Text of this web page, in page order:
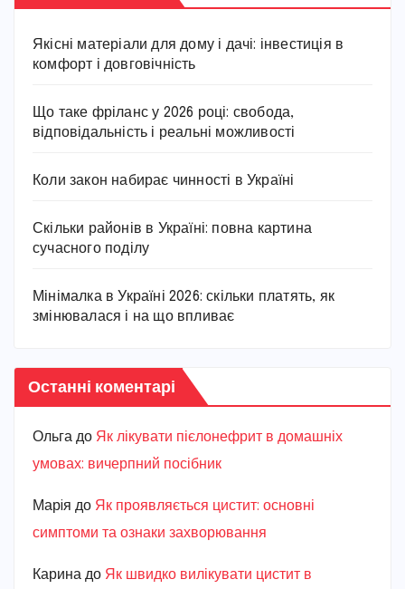
Якісні матеріали для дому і дачі: інвестиція в
комфорт і довговічність
Що таке фріланс у 2026 році: свобода,
відповідальність і реальні можливості
Коли закон набирає чинності в Україні
Скільки районів в Україні: повна картина
сучасного поділу
Мінімалка в Україні 2026: скільки платять, як
змінювалася і на що впливає
Останні коментарі
Ольга до Як лікувати пієлонефрит в домашніх
умовах: вичерпний посібник
Марiя до Як проявляється цистит: основні
симптоми та ознаки захворювання
Карина до Як швидко вилікувати цистит в